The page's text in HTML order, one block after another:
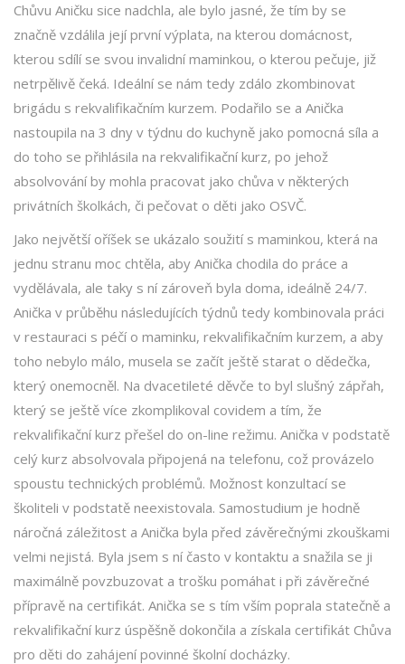
Chůvu Aničku sice nadchla, ale bylo jasné, že tím by se
značně vzdálila její první výplata, na kterou domácnost,
kterou sdílí se svou invalidní maminkou, o kterou pečuje, již
netrpělivě čeká. Ideální se nám tedy zdálo zkombinovat
brigádu s rekvalifikačním kurzem. Podařilo se a Anička
nastoupila na 3 dny v týdnu do kuchyně jako pomocná síla a
do toho se přihlásila na rekvalifikační kurz, po jehož
absolvování by mohla pracovat jako chůva v některých
privátních školkách, či pečovat o děti jako OSVČ.
Jako největší oříšek se ukázalo soužití s maminkou, která na
jednu stranu moc chtěla, aby Anička chodila do práce a
vydělávala, ale taky s ní zároveň byla doma, ideálně 24/7.
Anička v průběhu následujících týdnů tedy kombinovala práci
v restauraci s péčí o maminku, rekvalifikačním kurzem, a aby
toho nebylo málo, musela se začít ještě starat o dědečka,
který onemocněl. Na dvacetileté děvče to byl slušný zápřah,
který se ještě více zkomplikoval covidem a tím, že
rekvalifikační kurz přešel do on-line režimu. Anička v podstatě
celý kurz absolvovala připojená na telefonu, což provázelo
spoustu technických problémů. Možnost konzultací se
školiteli v podstatě neexistovala. Samostudium je hodně
náročná záležitost a Anička byla před závěrečnými zkouškami
velmi nejistá. Byla jsem s ní často v kontaktu a snažila se ji
maximálně povzbuzovat a trošku pomáhat i při závěrečné
přípravě na certifikát. Anička se s tím vším poprala statečně a
rekvalifikační kurz úspěšně dokončila a získala certifikát Chůva
pro děti do zahájení povinné školní docházky.